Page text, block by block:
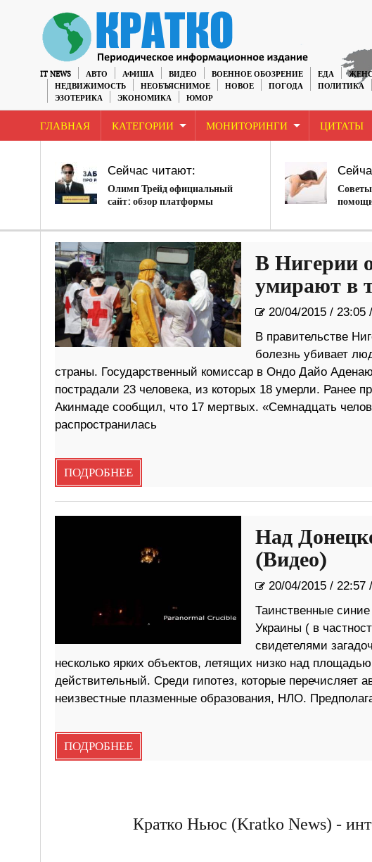
IT NEWS АВТО АФИША ВИДЕО ВОЕННОЕ ОБОЗРЕНИЕ ЕДА
НЕДВИЖИМОСТЬ
НЕОБЪЯСНИМОЕ НОВОЕ ПОГОДА ПОЛИТИКА
ЭЗОТЕРИКА
ЭКОНОМИКА ЮМОР
ГЛАВНАЯ КАТЕГОРИИ МОНИТОРИНГИ ЦИТАТЫ
Сейчас читают:
Олимп Трейд официальный
сайт: обзор платформы
В Нигерии
умирают в
20/04/2015/ 23:05 /
В правительстве
болезнь убивает
страны. Государственный комиссар в Ондо Дайо
пострадали 23 человека, из которых 18 умерли. Ранее
Акинмаде сообщил, что 17 мертвых. «Семнадцать
распространилась
ПОДРОБНЕЕ
Над
(Видео)
20/04/2015/ 22:57 /
Таинственные
Украины ( в
свидетелями
несколько ярких объектов, летящих низко над
действительный. Среди гипотез, которые перечисляет
неизвестные плазменные образования, НЛО.
ПОДРОБНЕЕ
Кратко Ньюс (Kratko News) -